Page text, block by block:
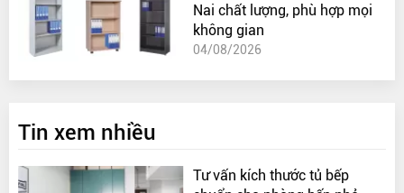
Nai chất lượng, phù hợp mọi
không gian
04/08/2026
Tin xem nhiều
Tư vấn kích thước tủ bếp